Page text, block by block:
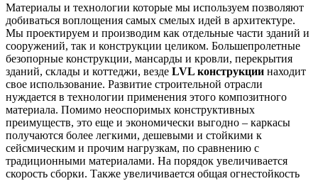
Материалы и технологии которые мы используем позволяют
добиваться воплощения самых смелых идей в архитектуре.
Мы проектируем и производим как отдельные части зданий и
сооружений, так и конструкции целиком. Большепролетные
безопорные конструкции, мансарды и кровли, перекрытия
зданий, склады и коттеджи, везде LVL конструкции находит
свое использование. Развитие строительной отрасли
нуждается в технологии применения этого композитного
материала. Помимо неоспоримых конструктивных
преимуществ, это еще и экономически выгодно – каркасы
получаются более легкими, дешевыми и стойкими к
сейсмическим и прочим нагрузкам, по сравнению с
традиционными материалами. На порядок увеличивается
скорость сборки. Также увеличивается общая огнестойкость